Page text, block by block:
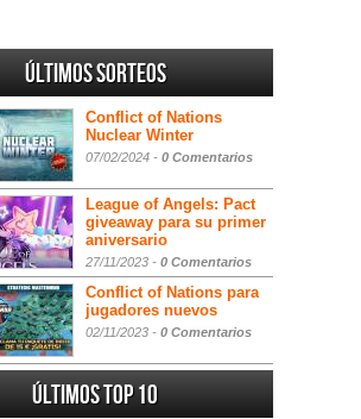
Últimos sorteos
Conflict of Nations
Nuclear Winter
07/02/2024 - 0 Comentarios
League of Angels: Pact
giveaway para su primer
aniversario
27/11/2023 - 0 Comentarios
Conflict of Nations para
jugadores nuevos
02/11/2023 - 0 Comentarios
Últimos Top 10